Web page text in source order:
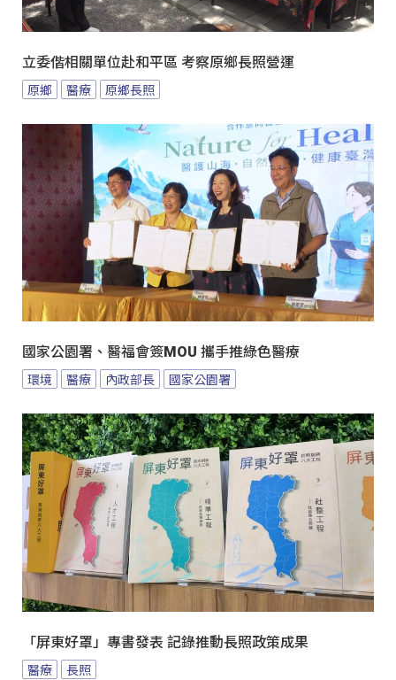
立委偕相關單位赴和平區 考察原鄉長照營運
原鄉 醫療 原鄉長照
國家公園署、醫福會簽MOU 攜手推綠色醫療
環境 醫療 內政部長 國家公園署
「屏東好罩」專書發表 記錄推動長照政策成果
醫療 長照